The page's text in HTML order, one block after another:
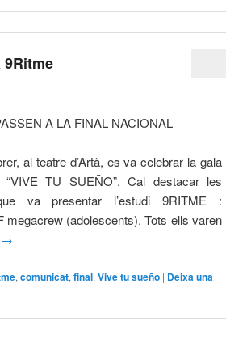
9Ritme
A LA FINAL NACIONAL
al teatre d’Artà, es va celebrar la gala
TU SUEÑO”. Cal destacar les
va presentar l’estudi 9RITME :
megacrew (adolescents). Tots ells varen
→
,comunicat,final,Vive tu sueño | Deixa una